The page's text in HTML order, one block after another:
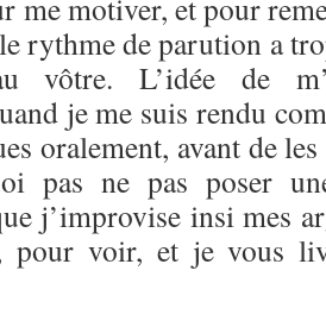
me motiver, et pour
rythme de parution a
vôtre. L’idée de
je me suis rendu
oralement, avant de
pas ne pas poser
j’improvise insi mes
pour voir, et je vous